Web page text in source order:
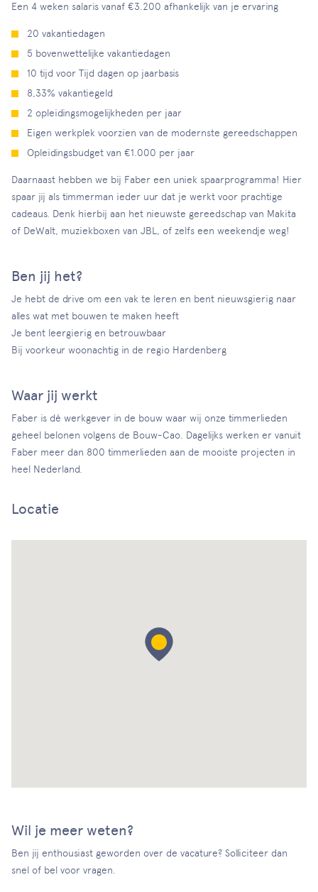
Een 4 weken salaris vanaf €3.200 afhankelijk van je ervaring
20 vakantiedagen
5 bovenwettelijke vakantiedagen
10 tijd voor Tijd dagen op jaarbasis
8,33% vakantiegeld
2 opleidingsmogelijkheden per jaar
Eigen werkplek voorzien van de modernste gereedschappen
Opleidingsbudget van €1.000 per jaar
Daarnaast hebben we bij Faber een uniek spaarprogramma! Hier
spaar jij als timmerman ieder uur dat je werkt voor prachtige
cadeaus. Denk hierbij aan het nieuwste gereedschap van Makita
of DeWalt, muziekboxen van JBL, of zelfs een weekendje weg!
Ben jij het?
Je hebt de drive om een vak te leren en bent nieuwsgierig naar
alles wat met bouwen te maken heeft
Je bent leergierig en betrouwbaar
Bij voorkeur woonachtig in de regio Hardenberg
Waar jij werkt
Faber is dé werkgever in de bouw waar wij onze timmerlieden
geheel belonen volgens de Bouw-Cao. Dagelijks werken er vanuit
Faber meer dan 800 timmerlieden aan de mooiste projecten in
heel Nederland.
Locatie
Wil je meer weten?
Ben jij enthousiast geworden over de vacature? Solliciteer dan
snel of bel voor vragen.